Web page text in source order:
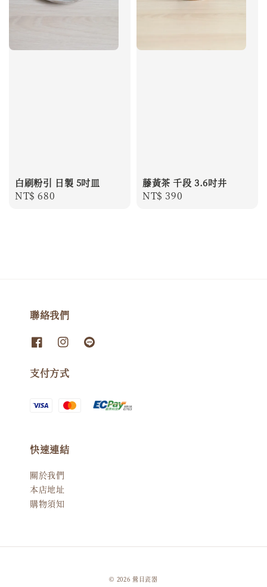
白刷粉引 日製 5吋皿
Regular
NT$ 680
藤黃茶 千段 3.6吋井
Regular
NT$ 390
聯絡我們
支付方式
快速連結
關於我們
本店地址
購物須知
© 2026 鶯目瓷器